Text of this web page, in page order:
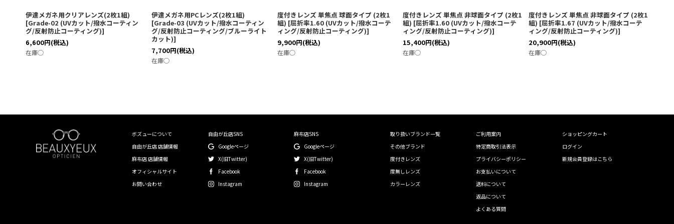
伊達メガネ用クリアレンズ(2枚1組)
[Grade-02 (UVカット/撥水コーティン
グ/反射防止コーティング)]
6,600円(税込)
在庫◯
伊達メガネ用PCレンズ(2枚1組)
[Grade-03 (UVカット/撥水コーティン
グ/反射防止コーティング/ブルーライト
カット)]
7,700円(税込)
在庫◯
度付きレンズ 単焦点 球面タイプ (2枚1
組) [屈折率1.60 (UVカット/撥水コーテ
ィング/反射防止コーティング)]
9,900円(税込)
在庫◯
度付きレンズ 単焦点 非球面タイプ (2枚1
組) [屈折率1.60 (UVカット/撥水コーテ
ィング/反射防止コーティング)]
15,400円(税込)
在庫◯
度付きレンズ 単焦点 非球面タイプ (2枚1
組) [屈折率1.67 (UVカット/撥水コーテ
ィング/反射防止コーティング)]
20,900円(税込)
在庫◯
ボズューについて
自由が丘店 店舗情報
麻布店 店舗情報
オフィシャルサイト
お問い合わせ
自由が丘店SNS
Googleページ
X(旧Twitter)
Facebook
Instagram
麻布店SNS
Googleページ
X(旧Twitter)
Facebook
Instagram
取り扱いブランド一覧
その他ブランド
度付きレンズ
度無しレンズ
カラーレンズ
ご利用案内
特定商取引法表示
プライバシーポリシー
お支払いについて
送料について
返品について
よくある質問
ショッピングカート
ログイン
新規会員登録はこちら